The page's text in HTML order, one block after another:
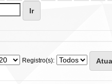
Registro(s):